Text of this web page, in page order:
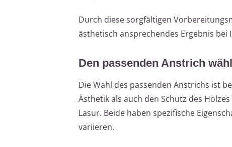
Durch diese sorgfältigen
ästhetisch ansprechendes Ergebnis bei
Den passenden Anstrich
Die Wahl des passenden Anstrichs ist
Ästhetik als auch den Schutz des
Lasur. Beide haben spezifische
variieren.